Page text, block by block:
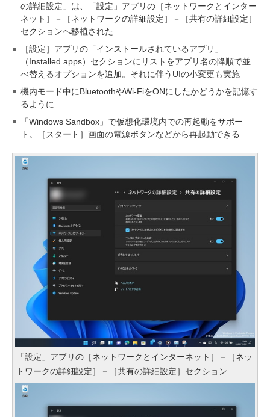
の詳細設定」は、「設定」アプリの［ネットワークとインター
ネット］－［ネットワークの詳細設定］－［共有の詳細設定］
セクションへ移植された
［設定］アプリの「インストールされているアプリ」
（Installed apps）セクションにリストをアプリ名の降順で並
べ替えるオプションを追加。それに伴うUIの小変更も実施
機内モード中にBluetoothやWi-FiをONにしたかどうかを記憶す
るように
「Windows Sandbox」で仮想化環境内での再起動をサポー
ト。［スタート］画面の電源ボタンなどから再起動できる
「設定」アプリの［ネットワークとインターネット］－［ネッ
トワークの詳細設定］－［共有の詳細設定］セクション